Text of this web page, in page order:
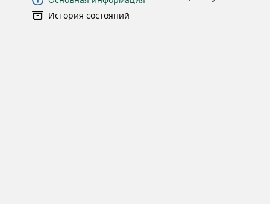
з История состояний